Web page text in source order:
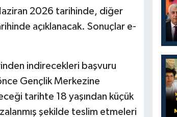
2026 tarihinde, diğer
açıklanacak. Sonuçlar e-
indirecekleri başvuru
Gençlik Merkezine
tarihte 18 yaşından küçük
şekilde teslim etmeleri